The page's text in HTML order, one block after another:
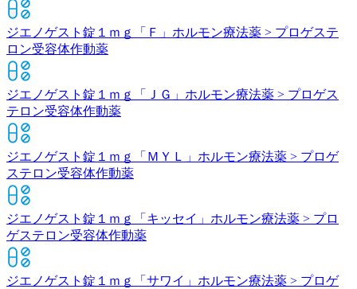
ジエノゲスト錠１ｍｇ「Ｆ」 ホルモン療法薬 > プロゲステ
ロン受容体作動薬
ジエノゲスト錠１ｍｇ「ＪＧ」 ホルモン療法薬 > プロゲス
テロン受容体作動薬
ジエノゲスト錠１ｍｇ「ＭＹＬ」 ホルモン療法薬 > プロゲ
ステロン受容体作動薬
ジエノゲスト錠１ｍｇ「キッセイ」 ホルモン療法薬 > プロ
ゲステロン受容体作動薬
ジエノゲスト錠１ｍｇ「サワイ」 ホルモン療法薬 > プロゲ